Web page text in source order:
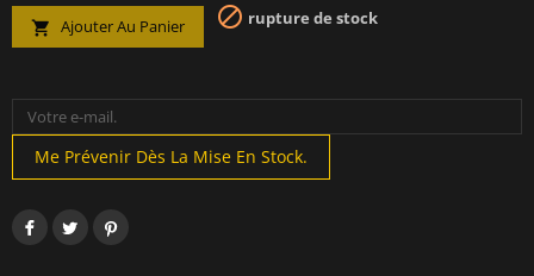
 Ajouter Au Panier  rupture de stock
Me Prévenir Dès La Mise En Stock.